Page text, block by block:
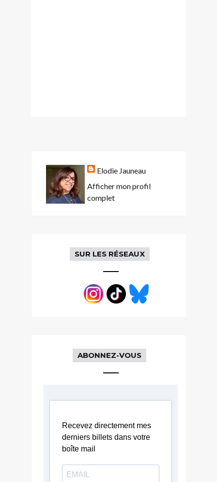
Elodie Jauneau
Afficher mon profil
complet
SUR LES RÉSEAUX
ABONNEZ-VOUS
Recevez directement mes
derniers billets dans votre
boîte mail